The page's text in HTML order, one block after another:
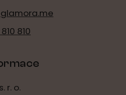
810
r. o.